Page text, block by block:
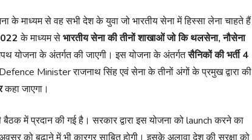
के माध्यम से वह सभी देश के युवा जो भारतीय सेना में हिस्सा लेना चाहते हैं
के माध्यम सेभारतीय सेना की तीनों शाखाओं जो कि थलसेना, नौसेना
योजना के अंतर्गत की जाएगी। इस योजना के अंतर्गतसैनिकों की भर्ती 4
Minister राजनाथ सिंह एवं सेना के तीनों अंगों के प्रमुख द्वारा की
कहा जाएगा।
में प्रदान की गई है। सरकार द्वारा इस योजना को launch करने का